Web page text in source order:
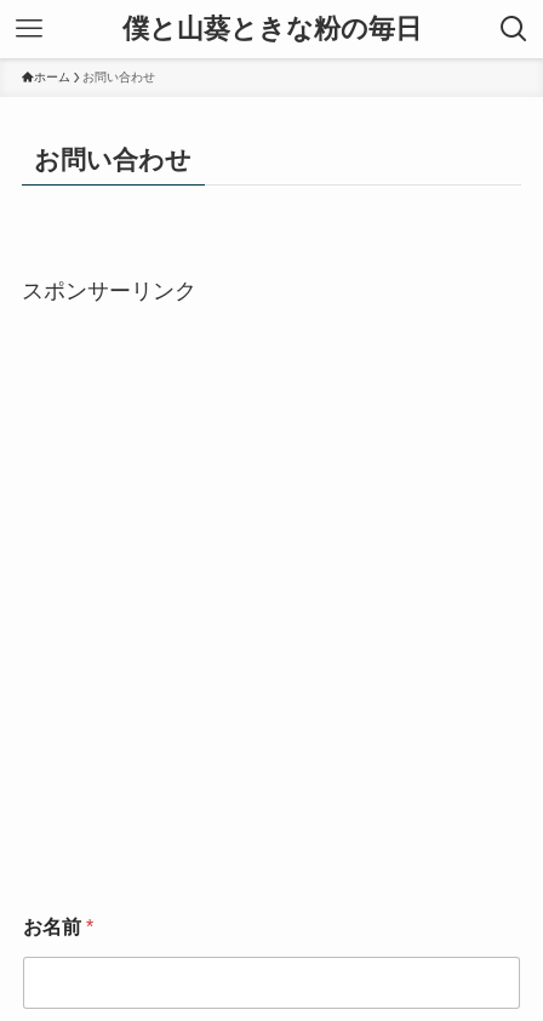
僕と山葵ときな粉の毎日
ホーム お問い合わせ
お問い合わせ
スポンサーリンク
お名前 *